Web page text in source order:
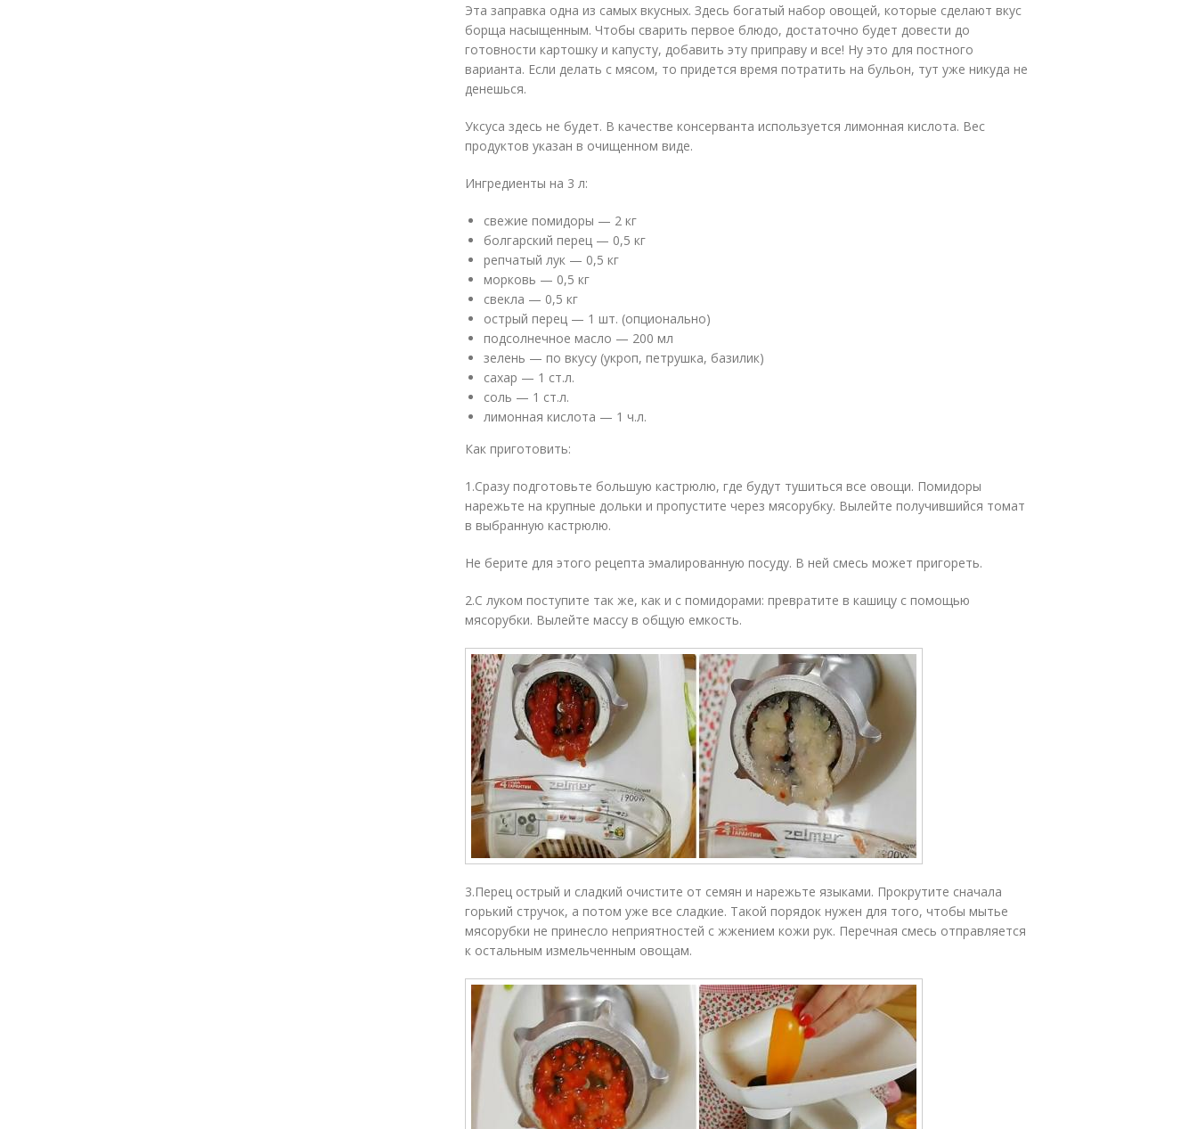
Эта заправка одна из самых вкусных. Здесь богатый набор овощей, которые сделают вкус
борща насыщенным. Чтобы сварить первое блюдо, достаточно будет довести до
готовности картошку и капусту, добавить эту приправу и все! Ну это для постного
варианта. Если делать с мясом, то придется время потратить на бульон, тут уже никуда не
денешься.
Уксуса здесь не будет. В качестве консерванта используется лимонная кислота. Вес
продуктов указан в очищенном виде.
Ингредиенты на 3 л:
свежие помидоры — 2 кг
болгарский перец — 0,5 кг
репчатый лук — 0,5 кг
морковь — 0,5 кг
свекла — 0,5 кг
острый перец — 1 шт. (опционально)
подсолнечное масло — 200 мл
зелень — по вкусу (укроп, петрушка, базилик)
сахар — 1 ст.л.
соль — 1 ст.л.
лимонная кислота — 1 ч.л.
Как приготовить:
1.Сразу подготовьте большую кастрюлю, где будут тушиться все овощи. Помидоры
нарежьте на крупные дольки и пропустите через мясорубку. Вылейте получившийся томат
в выбранную кастрюлю.
Не берите для этого рецепта эмалированную посуду. В ней смесь может пригореть.
2.С луком поступите так же, как и с помидорами: превратите в кашицу с помощью
мясорубки. Вылейте массу в общую емкость.
3.Перец острый и сладкий очистите от семян и нарежьте языками. Прокрутите сначала
горький стручок, а потом уже все сладкие. Такой порядок нужен для того, чтобы мытье
мясорубки не принесло неприятностей с жжением кожи рук. Перечная смесь отправляется
к остальным измельченным овощам.